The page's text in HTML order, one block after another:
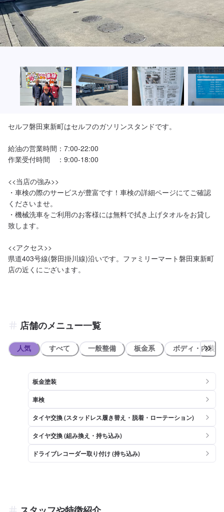
セルフ磐田東新町はセルフのガソリンスタンドです。
給油の営業時間：7:00-22:00
作業受付時間　：9:00-18:00
<<当店の強み>>
・車検の際のサービスが豊富です！車検の詳細ページにてご確認
くださいませ。
・機械洗車をご利用のお客様には無料で拭き上げタオルをお貸し
致します。
<<アクセス>>
県道403号線(磐田掛川線)沿いです。ファミリーマート磐田東新町
店の近くにございます。
店舗のメニュー一覧
人気 すべて 一般整備 板金系 ボディ・内装
板金塗装
車検
タイヤ交換 (スタッドレス履き替え・脱着・ローテーション)
タイヤ交換 (組み換え・持ち込み)
ドライブレコーダー取り付け (持ち込み)